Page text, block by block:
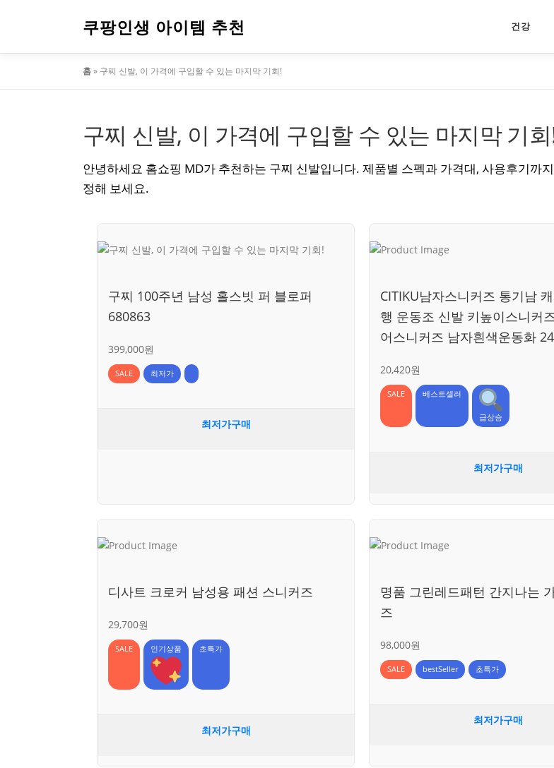
로
쿠팡인생 아이템 추천 건강
홈» 구찌 신발, 이 가격에 구입할 수 있는 마지막 기회!
구찌 신발, 이 가격에 구입할 수 있는 마지막 기
안녕하세요 홈쇼핑 MD가 추천하는 구찌 신발입니다. 제품별 스펙과 가격대, 사용후기까
정해 보세요.
구찌 100주년 남성 홀스빗 퍼 블로퍼
680863
399,000원
SALE 최저가
최저가구매
CITIKU남자스니커즈 통기남
행 운동조 신발 키높이스니커
어스니커즈 남자흰색운동화
20,420원
SALE 베스트셀러
급상승
최저가구매
디사트 크로커 남성용 패션 스니커즈
29,700원
SALE 인기상품 초특가
최저가구매
명품 그린레드패턴 간지나는
즈
98,000원
SALE bestSeller 초특가
최저가구매